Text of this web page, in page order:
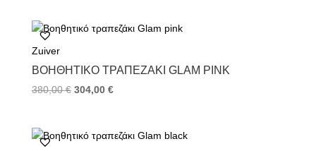
Zuiver
ΒΟΗΘΗΤΙΚΌ ΤΡΑΠΕΖΆΚΙ GLAM PINK
380,00€ 304,00 €